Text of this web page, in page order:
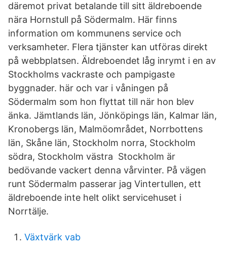
däremot privat betalande till sitt äldreboende
nära Hornstull på Södermalm. Här finns
information om kommunens service och
verksamheter. Flera tjänster kan utföras direkt
på webbplatsen. Äldreboendet låg inrymt i en av
Stockholms vackraste och pampigaste
byggnader. här och var i våningen på
Södermalm som hon flyttat till när hon blev
änka. Jämtlands län, Jönköpings län, Kalmar län,
Kronobergs län, Malmöområdet, Norrbottens
län, Skåne län, Stockholm norra, Stockholm
södra, Stockholm västra Stockholm är
bedövande vackert denna vårvinter. På vägen
runt Södermalm passerar jag Vintertullen, ett
äldreboende inte helt olikt servicehuset i
Norrtälje.
Växtvärk vab